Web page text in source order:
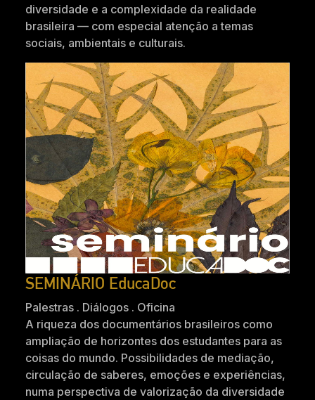
diversidade e a complexidade da realidade
brasileira — com especial atenção a temas
sociais, ambientais e culturais.
SEMINÁRIO EducaDoc
Palestras . Diálogos . Oficina
A riqueza dos documentários brasileiros como
ampliação de horizontes dos estudantes para as
coisas do mundo. Possibilidades de mediação,
circulação de saberes, emoções e experiências,
numa perspectiva de valorização da diversidade